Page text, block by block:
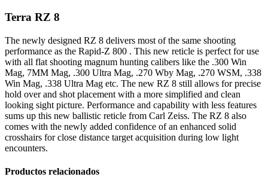
Terra RZ 8
The newly designed RZ 8 delivers most of the same shooting
performance as the Rapid-Z 800 . This new reticle is perfect for use
with all flat shooting magnum hunting calibers like the .300 Win
Mag, 7MM Mag, .300 Ultra Mag, .270 Wby Mag, .270 WSM, .338
Win Mag, .338 Ultra Mag etc. The new RZ 8 still allows for precise
hold over and shot placement with a more simplified and clean
looking sight picture. Performance and capability with less features
sums up this new ballistic reticle from Carl Zeiss. The RZ 8 also
comes with the newly added confidence of an enhanced solid
crosshairs for close distance target acquisition during low light
encounters.
Productos relacionados